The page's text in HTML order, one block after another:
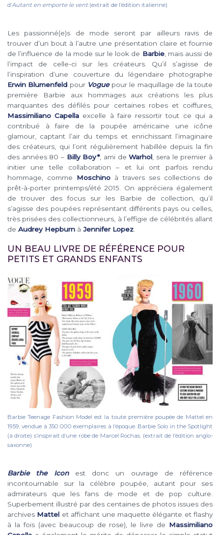
d’Autant en emporte le vent(extrait de l’édition italienne)
Les passionné(e)s de mode seront par ailleurs ravis de
trouver d’un bout à l’autre une présentation claire et fournie
de l’influence de la mode sur le look de Barbie, mais aussi de
l’impact de celle-ci sur les créateurs. Qu’il s’agisse de
l’inspiration d’une couverture du légendaire photographe
Erwin Blumenfeld pour Voguepour le maquillage de la toute
première Barbie aux hommages aux créations les plus
marquantes des défilés pour certaines robes et coiffures,
Massimiliano Capella excelle à faire ressortir tout ce qui a
contribué à faire de la poupée américaine une icône
glamour, captant l’air du temps et enrichissant l’imaginaire
des créateurs, qui l’ont régulièrement habillée depuis la fin
des années 80 – Billy Boy*, ami deWarhol , sera le premier à
initier une telle collaboration – et lui ont parfois rendu
hommage, comme Moschino à travers ses collections de
prêt-à-porter printemps/été 2015. On appréciera également
de trouver des focus sur les Barbie de collection, qu’il
s’agisse des poupées représentant différents pays ou celles,
très prisées des collectionneurs, à l’effigie de célébrités allant
de Audrey Hepburn à Jennifer Lopez
UN BEAU LIVRE DE RÉFÉRENCE POUR
PETITS ET GRANDS ENFANTS
Barbie Teenage Fashion Model est la toute première poupée de Mattel en
1959, vendue à 350 000 exemplaires à l’époque. Barbie Solo in the Spotlight
(à droite) s’inspirait d’une robe de Marcel Rochas. (extrait de l’édition anglo-
saxonne)
Barbie the Iconest donc un ouvrage de référence
incontournable sur la célèbre poupée, autant pour ses
admirateurs que les fans de mode et de pop culture.
Superbement illustré par des centaines de photos issues des
archives Mattel et affichant une maquette élégante et flashy
à la fois (avec beaucoup de rose), le livre de Massimiliano